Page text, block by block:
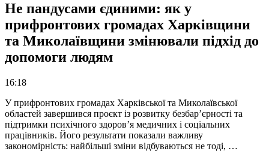
Не пандусами єдиними: як у
прифронтових громадах Харківщини
та Миколаївщини змінювали підхід до
допомоги людям
16:18
У прифронтових громадах Харківської та Миколаївської
областей завершився проєкт із розвитку безбар’єрності та
підтримки психічного здоров’я медичних і соціальних
працівників. Його результати показали важливу
закономірність: найбільші зміни відбуваються не тоді, …